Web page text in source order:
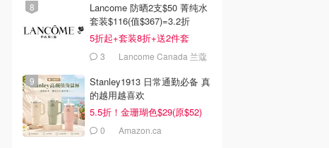
Lancome 防晒2支$50 菁纯水
套装$116(值$367)=3.2折
5折起+套装8折+送2件套
3
Lancome Canada 兰蔻
Stanley1913 日常通勤必备 真
的越用越喜欢
5.5折！金珊瑚色$29(原$52)
0 Amazon.ca